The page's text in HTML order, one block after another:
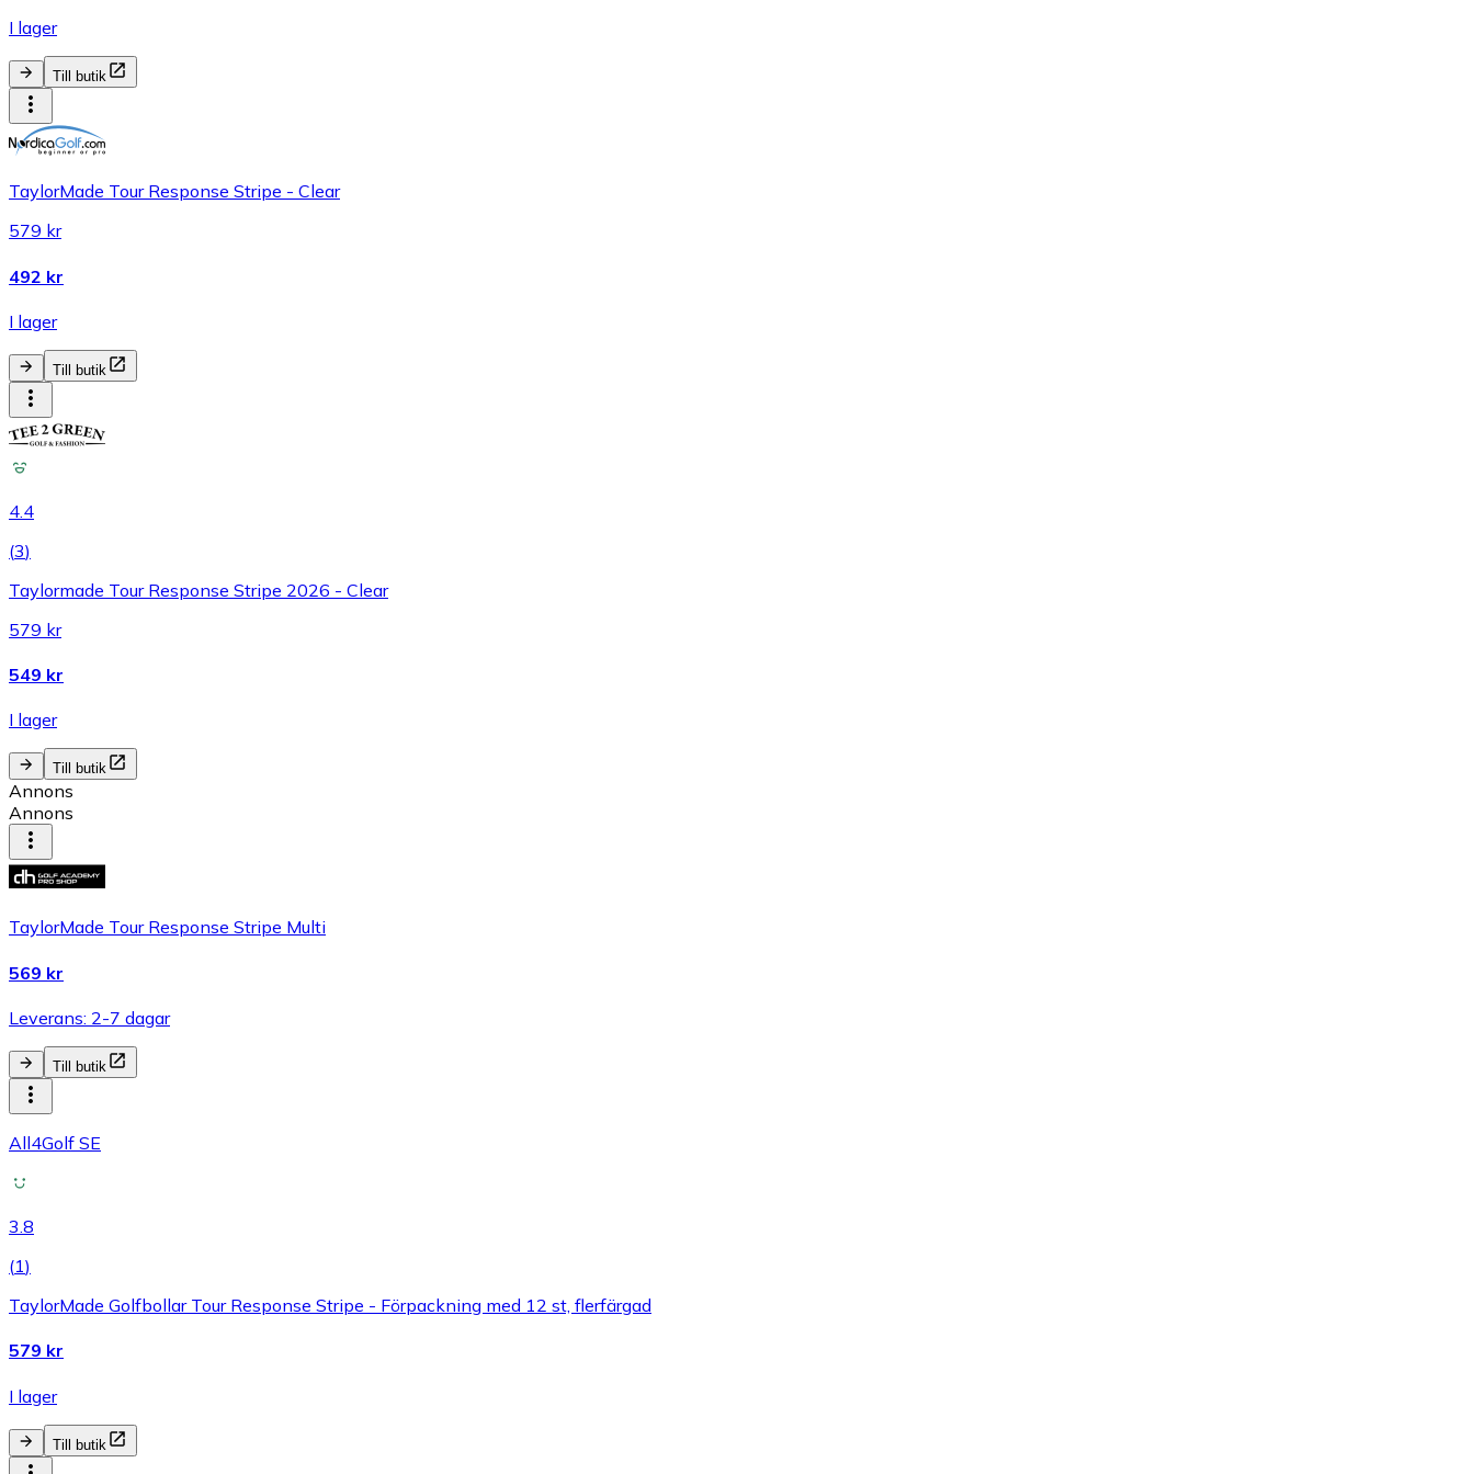
I lager
Till butik
TaylorMade Tour Response Stripe - Clear
579 kr
492 kr
I lager
Till butik
4.4
(3)
Taylormade Tour Response Stripe 2026 - Clear
579 kr
549 kr
I lager
Till butik
Annons
Annons
TaylorMade Tour Response Stripe Multi
569 kr
Leverans: 2-7 dagar
Till butik
All4Golf SE
3.8
(1)
TaylorMade Golfbollar Tour Response Stripe - Förpackning med 12 st, flerfärgad
579 kr
I lager
Till butik